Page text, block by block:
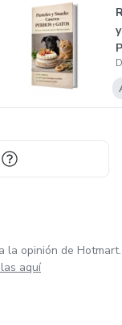
la opinión de Hotmart.
aquí